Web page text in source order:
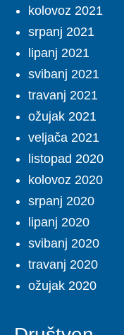
kolovoz 2021
srpanj 2021
lipanj 2021
svibanj 2021
travanj 2021
ožujak 2021
veljača 2021
listopad 2020
kolovoz 2020
srpanj 2020
lipanj 2020
svibanj 2020
travanj 2020
ožujak 2020